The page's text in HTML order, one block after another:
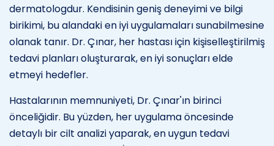
dermatologdur. Kendisinin geniş deneyimi ve bilgi
birikimi, bu alandaki en iyi uygulamaları sunabilmesine
olanak tanır. Dr. Çınar, her hastası için kişiselleştirilmiş
tedavi planları oluşturarak, en iyi sonuçları elde
etmeyi hedefler.
Hastalarının memnuniyeti, Dr. Çınar'ın birinci
önceliğidir. Bu yüzden, her uygulama öncesinde
detaylı bir cilt analizi yaparak, en uygun tedavi